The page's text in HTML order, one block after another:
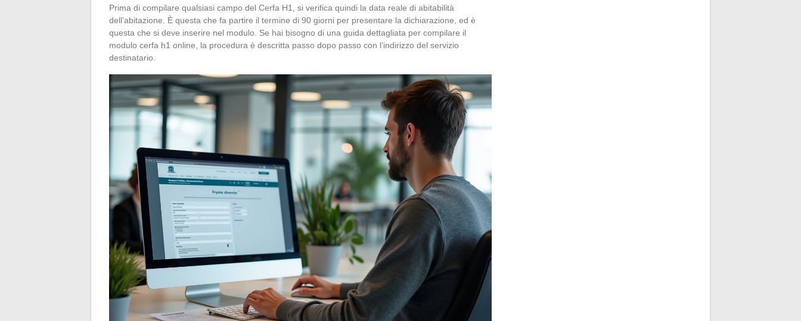
Prima di compilare qualsiasi campo del Cerfa H1, si verifica quindi la data reale di abitabilità
dell’abitazione. È questa che fa partire il termine di 90 giorni per presentare la dichiarazione, ed è
questa che si deve inserire nel modulo. Se hai bisogno di una guida dettagliata per compilare il
modulo cerfa h1 online, la procedura è descritta passo dopo passo con l’indirizzo del servizio
destinatario.